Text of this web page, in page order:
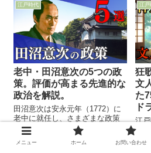
世間に衝撃を与えました。 この
事件で没収された財産は、加賀
前田藩の実年収を優に上回るほ
どです。
そ
の
で
が
り
の
ち
す。
江戸時代
老中・田沼意次の5つの政
策。評価が高まる先進的な
政治を解説。
田沼意次は安永元年（1772）に
老中に就任し、さまざまな政策
を実行しました。 近年、その政
策は江戸社会を抜本的に変革さ
せ、先進的だったと評価が非常
江戸
狂
文
た
ド
江
り
童
『
メニュー ホーム お問い合わせ